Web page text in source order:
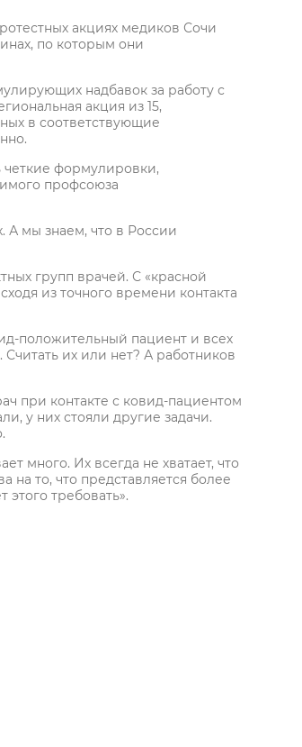
акциях медиков Сочи
по которым они
надбавок за работу с
акция из 15,
в соответствующие
четкие формулировки,
профсоюза
А мы знаем, что в России
групп врачей. С «красной
из точного времени контакта
положительный пациент и всех
их или нет? А работников
при контакте с ковид-пациентом
у них стояли другие задачи.
много. Их всегда не хватает, что
на то, что представляется более
требовать».